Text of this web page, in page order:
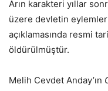
Arın karakteri yıllar
üzere devletin
açıklamasında resmi
öldürülmüştür.
Melih Cevdet Anday’ın